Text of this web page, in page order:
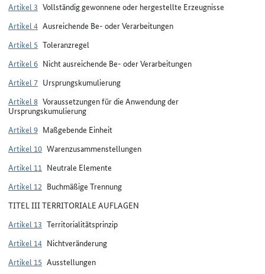
Artikel 3 Vollständig gewonnene oder hergestellte Erzeugnisse
Artikel 4 Ausreichende Be- oder Verarbeitungen
Artikel 5 Toleranzregel
Artikel 6 Nicht ausreichende Be- oder Verarbeitungen
Artikel 7 Ursprungskumulierung
Artikel 8 Voraussetzungen für die Anwendung der
Ursprungskumulierung
Artikel 9 Maßgebende Einheit
Artikel 10 Warenzusammenstellungen
Artikel 11 Neutrale Elemente
Artikel 12 Buchmäßige Trennung
TITEL III TERRITORIALE AUFLAGEN
Artikel 13 Territorialitätsprinzip
Artikel 14 Nichtveränderung
Artikel 15 Ausstellungen